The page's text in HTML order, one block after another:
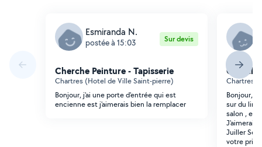
Esmiranda N.
postée à 15:03 Sur devis
Cherche Peinture - Tapisserie
Chartres (Hotel de Ville Saint-pierre)
Bonjour, j'ai une porte d'entrée qui est
encienne est j'aimerais bien la remplacer
Chartres
Bonjour,
sur du lino
salon ,
J'aimerais
Juiller
votre prix ?